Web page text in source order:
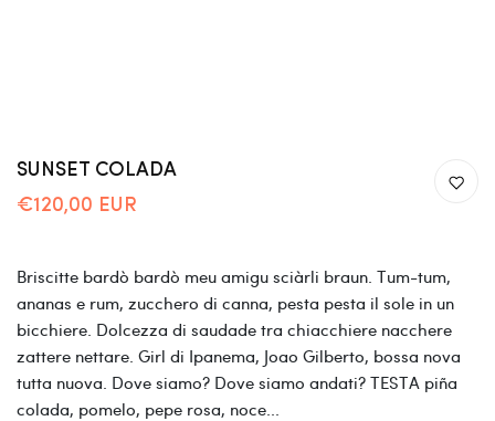
SUNSET COLADA
€120,00 EUR
Briscitte bardò bardò meu amigu sciàrli braun. Tum-tum,
ananas e rum, zucchero di canna, pesta pesta il sole in un
bicchiere. Dolcezza di saudade tra chiacchiere nacchere
zattere nettare. Girl di Ipanema, Joao Gilberto, bossa nova
tutta nuova. Dove siamo? Dove siamo andati? TESTA piña
colada, pomelo, pepe rosa, noce...